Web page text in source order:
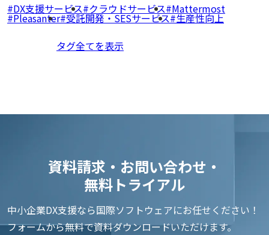
DX支援サービス クラウドサービス Mattermost
Pleasanter 受託開発・SESサービス 生産性向上
タグ全てを表示
資料請求・お問い合わせ・
無料トライアル
中小企業DX支援なら国際ソフトウェアにお任せください！
フォームから無料で資料ダウンロードいただけます。